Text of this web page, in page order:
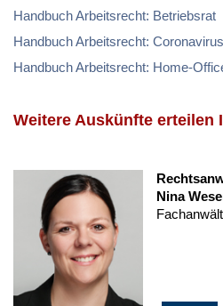
Handbuch Arbeitsrecht: Betriebsrat
Handbuch Arbeitsrecht:
Handbuch Arbeitsrecht: Home-
Weitere Auskünfte erteilen
Nina